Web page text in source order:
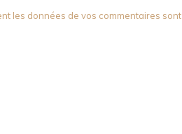
les données de vos commentaires sont